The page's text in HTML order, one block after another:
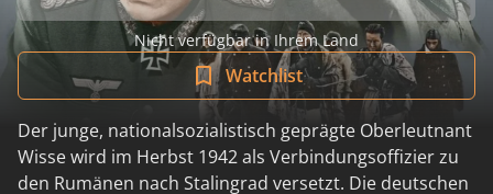
Nicht verfügbar in Ihrem Land
Watchlist
Der junge, nationalsozialistisch geprägte Oberleutnant
Wisse wird im Herbst 1942 als Verbindungsoffizier zu
den Rumänen nach Stalingrad versetzt. Die deutschen